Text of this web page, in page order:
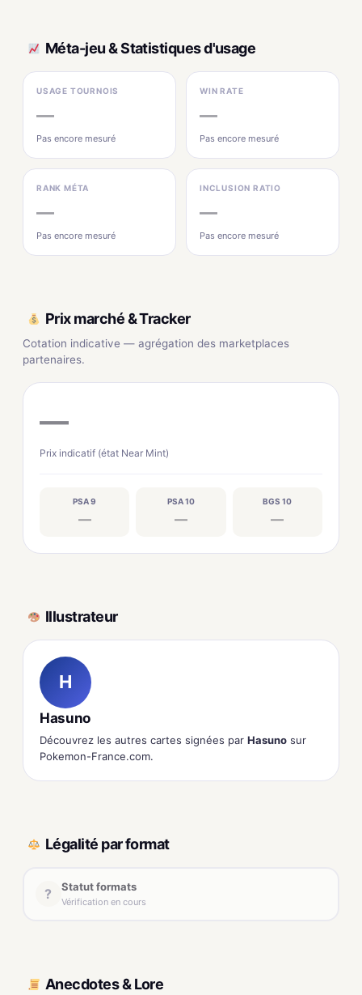
Méta-jeu & Statistiques d'usage
USAGE TOURNOIS
—
Pas encore mesuré
WIN RATE
—
Pas encore mesuré
RANK MÉTA
—
Pas encore mesuré
INCLUSION RATIO
—
Pas encore mesuré
Prix marché & Tracker
Cotation indicative — agrégation des marketplaces
partenaires.
—
Prix indicatif (état Near Mint)
PSA 9
—
PSA 10
—
BGS 10
—
Illustrateur
H
Hasuno
Découvrez les autres cartes signées par Hasuno sur
Pokemon-France.com.
Légalité par format
? Statut formats
Vérification en cours
Anecdotes & Lore